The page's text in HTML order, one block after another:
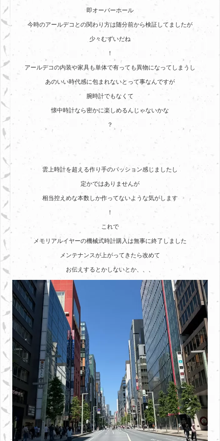
即オーバーホール
今時のアールデコとの関わり方は随分前から検証してましたが
少々むずいだね
！
アールデコの内装や家具も単体で有っても異物になってしまうし
あのいい時代感に包まれないとって事なんですが
腕時計でもなくて
懐中時計なら密かに楽しめるんじゃないかな
？
雲上時計を超える作り手のパッション感じましたし
定かではありませんが
相当控えめな本数しか作ってないような気がします
！
これで
メモリアルイヤーの機械式時計購入は無事に終了しました
メンテナンスが上がってきたら改めて
お伝えするとかしないとか、、、